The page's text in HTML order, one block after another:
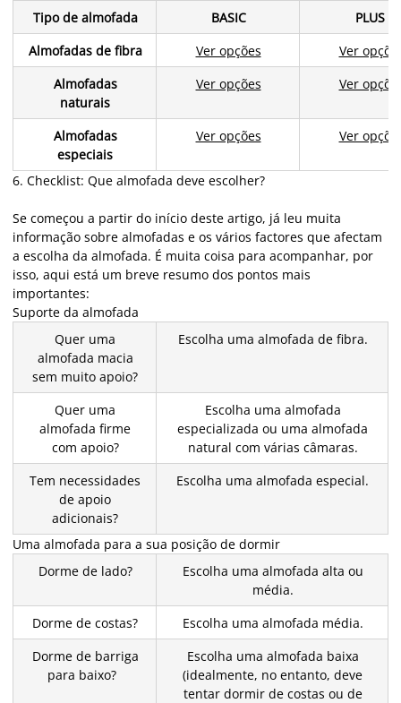
Tipo de almofada
BASIC
PLUS
Almofadas de fibra
Ver opções
Ver
Almofadas
naturais
Ver opções Ver
Almofadas
especiais
Ver opções Ver
6. Checklist: Que almofada deve escolher?
Se começou a partir do início deste artigo, já leu muita
informação sobre almofadas e os vários factores que afectam
a escolha da almofada. É muita coisa para acompanhar, por
isso, aqui está um breve resumo dos pontos mais
importantes:
Suporte da almofada
Quer uma
almofada macia
sem muito apoio?
Escolha uma almofada de fibra.
Quer uma
almofada firme
com apoio?
Escolha uma almofada
especializada ou uma almofada
natural com várias câmaras.
Tem necessidades
de apoio
adicionais?
Escolha uma almofada especial.
Uma almofada para a sua posição de dormir
Dorme de lado?
Escolha uma almofada alta ou
média.
Dorme de costas?
Escolha uma almofada média.
Dorme de barriga
para baixo?
Escolha uma almofada baixa
(idealmente, no entanto, deve
tentar dormir de costas ou de